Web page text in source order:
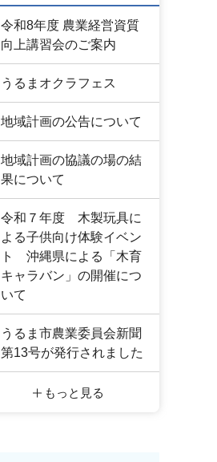
令和8年度 農業経営資質
向上講習会のご案内
うるまオクラフェス
地域計画の公告について
地域計画の協議の場の結
果について
令和７年度 木製玩具に
よる子供向け体験イベン
ト 沖縄県による「木育
キャラバン」の開催につ
いて
うるま市農業委員会新聞
第13号が発行されました
もっと見る